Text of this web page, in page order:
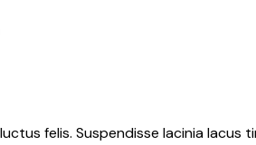
felis. Suspendisse lacinia lacus